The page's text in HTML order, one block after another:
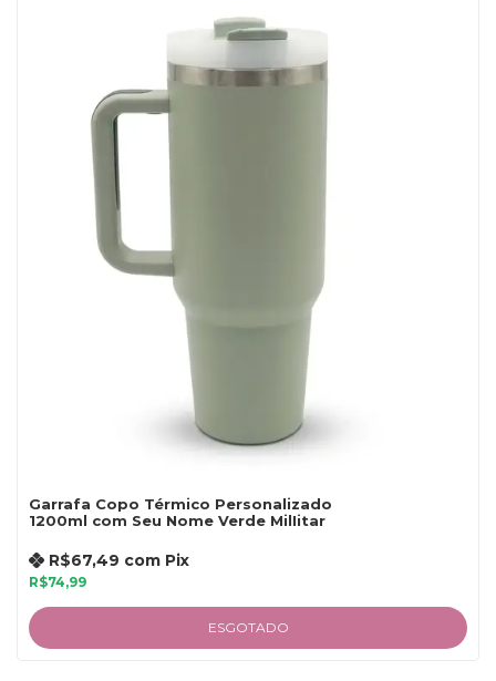
Garrafa Copo Térmico Personalizado
1200ml com Seu Nome Verde MilIitar
R$74,99
R$67,49 com Pix
ESGOTADO